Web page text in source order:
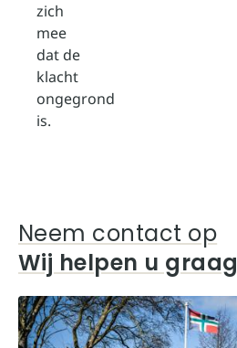
zich
mee
dat de
klacht
ongegrond
is.
Neem contact op
Wij helpen u graag